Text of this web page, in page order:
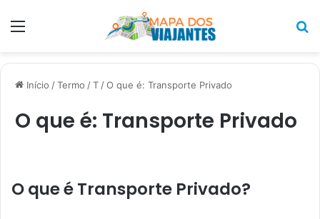
Menu
Início /Termo /T /O que é: Transporte Privado
O que é: Transporte Privado
O que é Transporte Privado?